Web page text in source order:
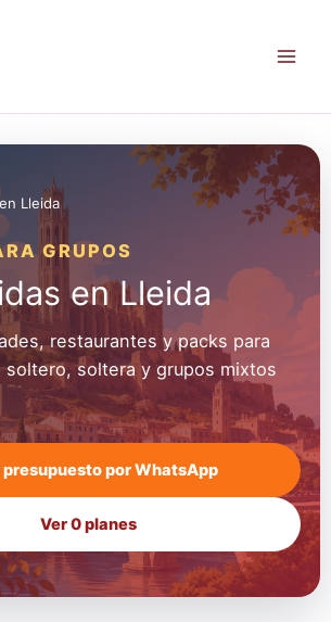
Lleida
GRUPOS
en Lleida
restaurantes y packs para
soltero, soltera y grupos mixtos
presupuesto por WhatsApp
Ver 0 planes